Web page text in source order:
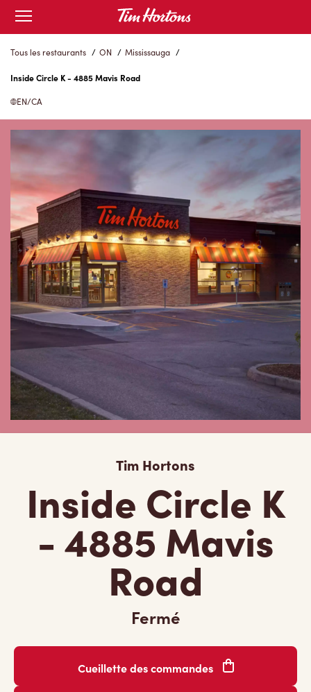
Skip
Content
Open
mobile
menu
Tous les restaurants / ON / Mississauga /
Inside Circle K - 4885 Mavis Road
EN/CA
Tim Hortons
Inside Circle K
- 4885 Mavis
Road
Fermé
Cueillette des commandes